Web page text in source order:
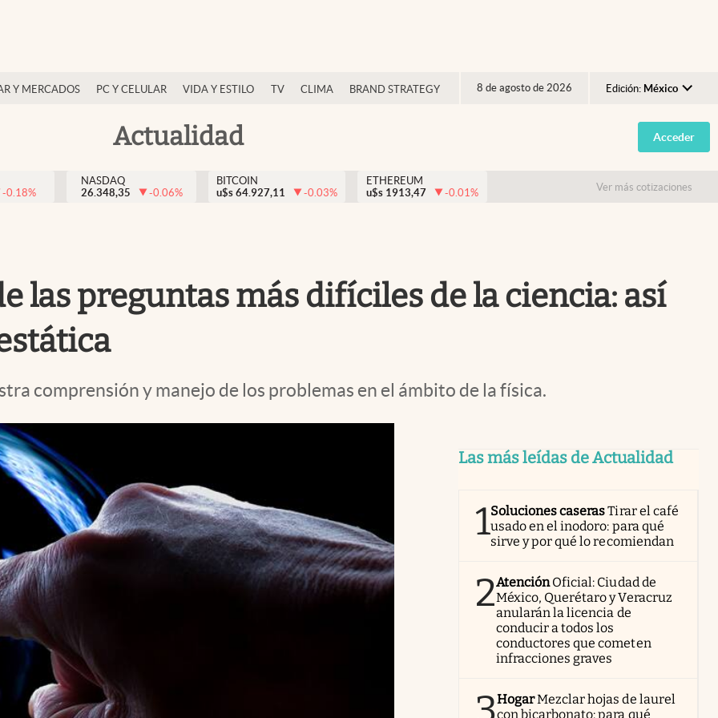
Y MERCADOS PC Y CELULAR VIDA Y ESTILO TV CLIMA BRAND STRATEGY 8 de agosto de 2026 Edición: México
Argentina
España
USA
Actualidad Acceder
-0.18%
NASDAQ
26.348,35
-0.06%
BITCOIN
u$s 64.927,11 -0.03%
ETHEREUM
u$s 1913,47 -0.01% Ver más cotizaciones
las preguntas más difíciles de la ciencia: así
comprensión y manejo de los problemas en el ámbito de la física.
Las más leídas de Actualidad
1Soluciones caserasTirar el café
usado en el inodoro: para qué
sirve y por qué lo recomiendan
2AtenciónOficial: Ciudad de
México, Querétaro y Veracruz
anularán la licencia de
conducir a todos los
conductores que cometen
infracciones graves
HogarMezclar hojas de laurel
con bicarbonato: para qué